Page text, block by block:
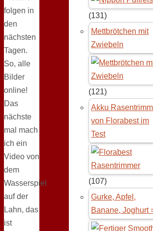
folgen in
den
nächsten
Tagen.
So, alle
Bilder
online!
Das
nächste
mal mach
ich ein
Video von
dem
Wasserspiel
auf der
Lahn, das
ist
(131)
Mettbrötchen mit
Zwiebeln
(121)
Akku
von Florabest im
Test
(107)
Gurke, Apfel,
Banane, Joghurt